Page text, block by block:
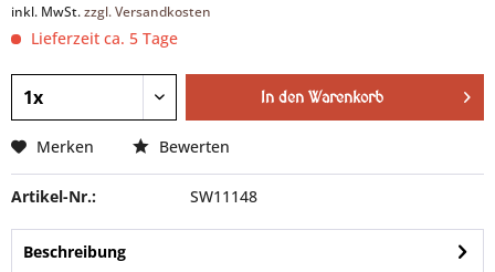
inkl. MwSt.zzgl. Versandkosten
Lieferzeit ca. 5 Tage
In den Warenkorb
Merken Bewerten
Artikel-Nr.: SW11148
Beschreibung